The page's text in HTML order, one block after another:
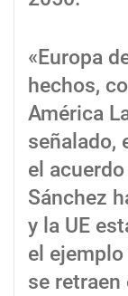
«Europa
hechos,
América
señalado,
el
Sánchez
y la UE
el
se